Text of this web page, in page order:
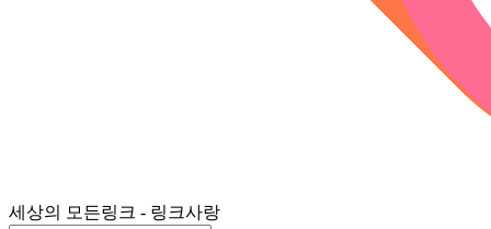
세상의 모든링크 - 링크사랑